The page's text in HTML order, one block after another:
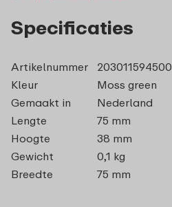
Specificaties
Artikelnummer
203011594500
Kleur
Moss green
Gemaakt in
Nederland
Lengte
75 mm
Hoogte
38 mm
Gewicht
0,1 kg
Breedte
75 mm